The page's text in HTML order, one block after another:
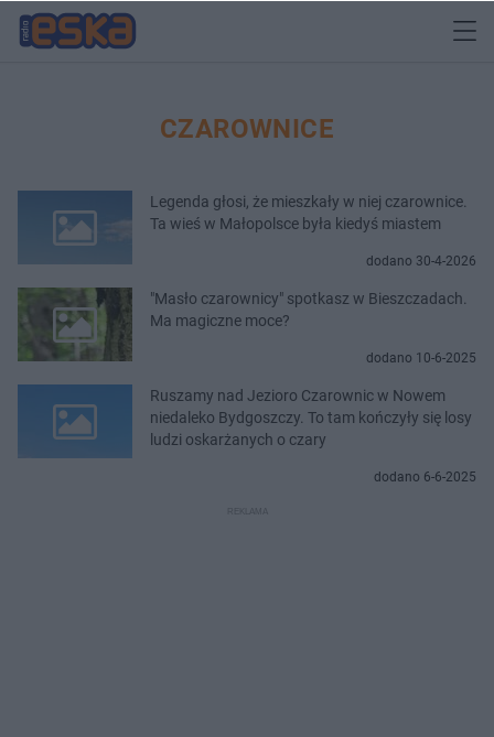
CZAROWNICE
Legenda głosi, że mieszkały w niej czarownice.
Ta wieś w Małopolsce była kiedyś miastem
dodano 30-4-2026
"Masło czarownicy" spotkasz w Bieszczadach.
Ma magiczne moce?
dodano 10-6-2025
Ruszamy nad Jezioro Czarownic w Nowem
niedaleko Bydgoszczy. To tam kończyły się losy
ludzi oskarżanych o czary
dodano 6-6-2025